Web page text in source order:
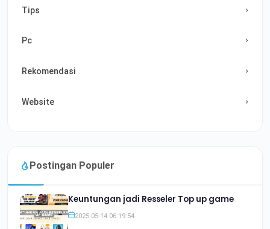
Tips
Pc
Rekomendasi
Website
Postingan Populer
Keuntungan jadi Resseler Top up game
2025-05-14 06:19:54